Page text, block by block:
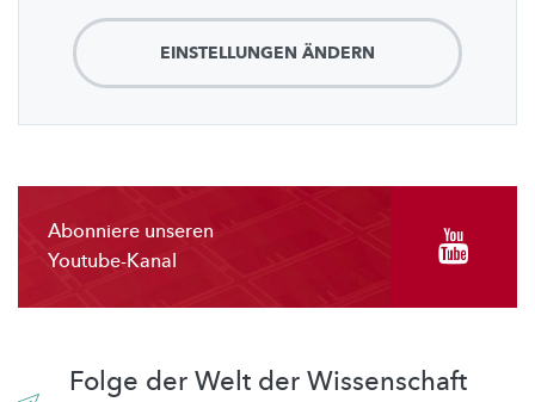
EINSTELLUNGEN ÄNDERN
Abonniere unseren
Youtube-Kanal
Folge der Welt der Wissenschaft